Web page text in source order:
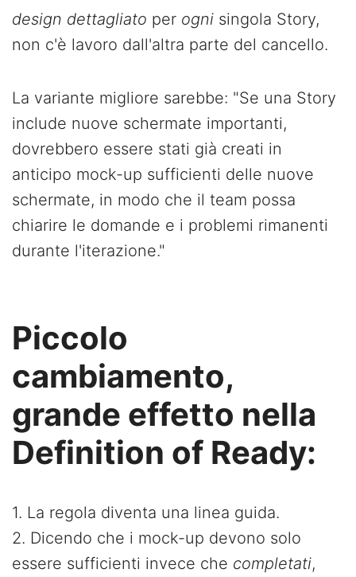
design dettagliato per ogni singola Story,
non c'è lavoro dall'altra parte del cancello.
La variante migliore sarebbe: "Se una Story
include nuove schermate importanti,
dovrebbero essere stati già creati in
anticipo mock-up sufficienti delle nuove
schermate, in modo che il team possa
chiarire le domande e i problemi rimanenti
durante l'iterazione."
Piccolo
cambiamento,
grande effetto nella
Definition of Ready:
1. La regola diventa una linea guida.
2. Dicendo che i mock-up devono solo
essere sufficienti invece che completati,